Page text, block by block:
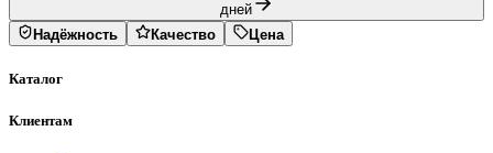
дней
Надёжность
Качество Цена
Каталог
Клиентам